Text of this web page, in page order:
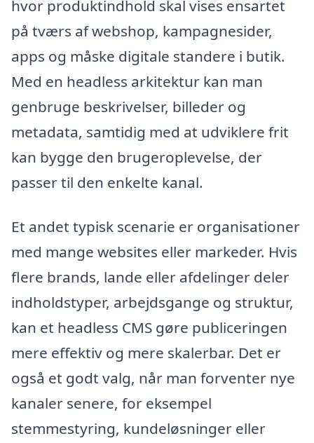
hvor produktindhold skal vises ensartet
på tværs af webshop, kampagnesider,
apps og måske digitale standere i butik.
Med en headless arkitektur kan man
genbruge beskrivelser, billeder og
metadata, samtidig med at udviklere frit
kan bygge den brugeroplevelse, der
passer til den enkelte kanal.
Et andet typisk scenarie er organisationer
med mange websites eller markeder. Hvis
flere brands, lande eller afdelinger deler
indholdstyper, arbejdsgange og struktur,
kan et headless CMS gøre publiceringen
mere effektiv og mere skalerbar. Det er
også et godt valg, når man forventer nye
kanaler senere, for eksempel
stemmestyring, kundeløsninger eller